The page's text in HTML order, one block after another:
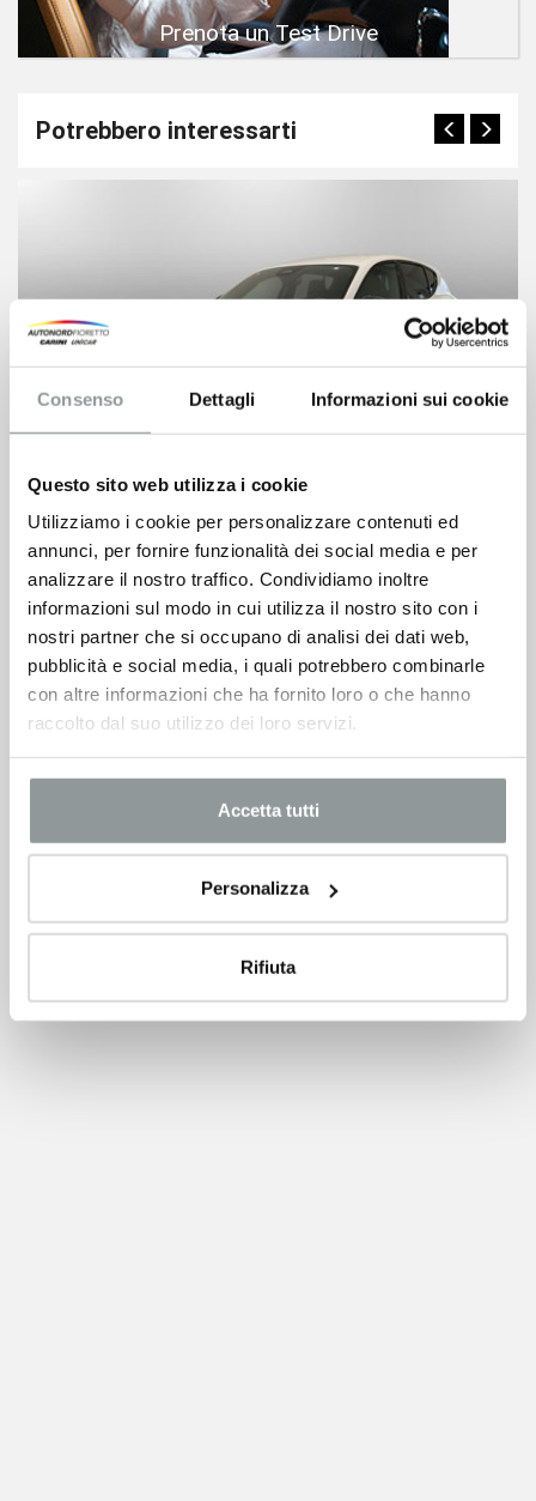
Consenso Dettagli Informazioni sui cookie
Questo sito web utilizza i cookie
Utilizziamo i cookie per personalizzare contenuti ed
annunci, per fornire funzionalità dei social media e per
analizzare il nostro traffico. Condividiamo inoltre
informazioni sul modo in cui utilizza il nostro sito con i
nostri partner che si occupano di analisi dei dati web,
pubblicità e social media, i quali potrebbero combinarle
con altre informazioni che ha fornito loro o che hanno
raccolto dal suo utilizzo dei loro servizi.
Accetta tutti
Personalizza
Rifiuta
Prenota un Test Drive
Potrebbero interessarti
Alfa romeo Tonale
40.200€
VEDI SCHEDA